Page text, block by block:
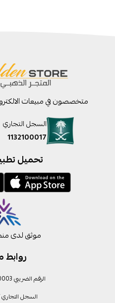
الرقم الضريبي 301297871200003
السجل التجاري 1132100017
متخصصون في مبيعات
السجل التجاري
1132100017
تحميل
موثق لدى